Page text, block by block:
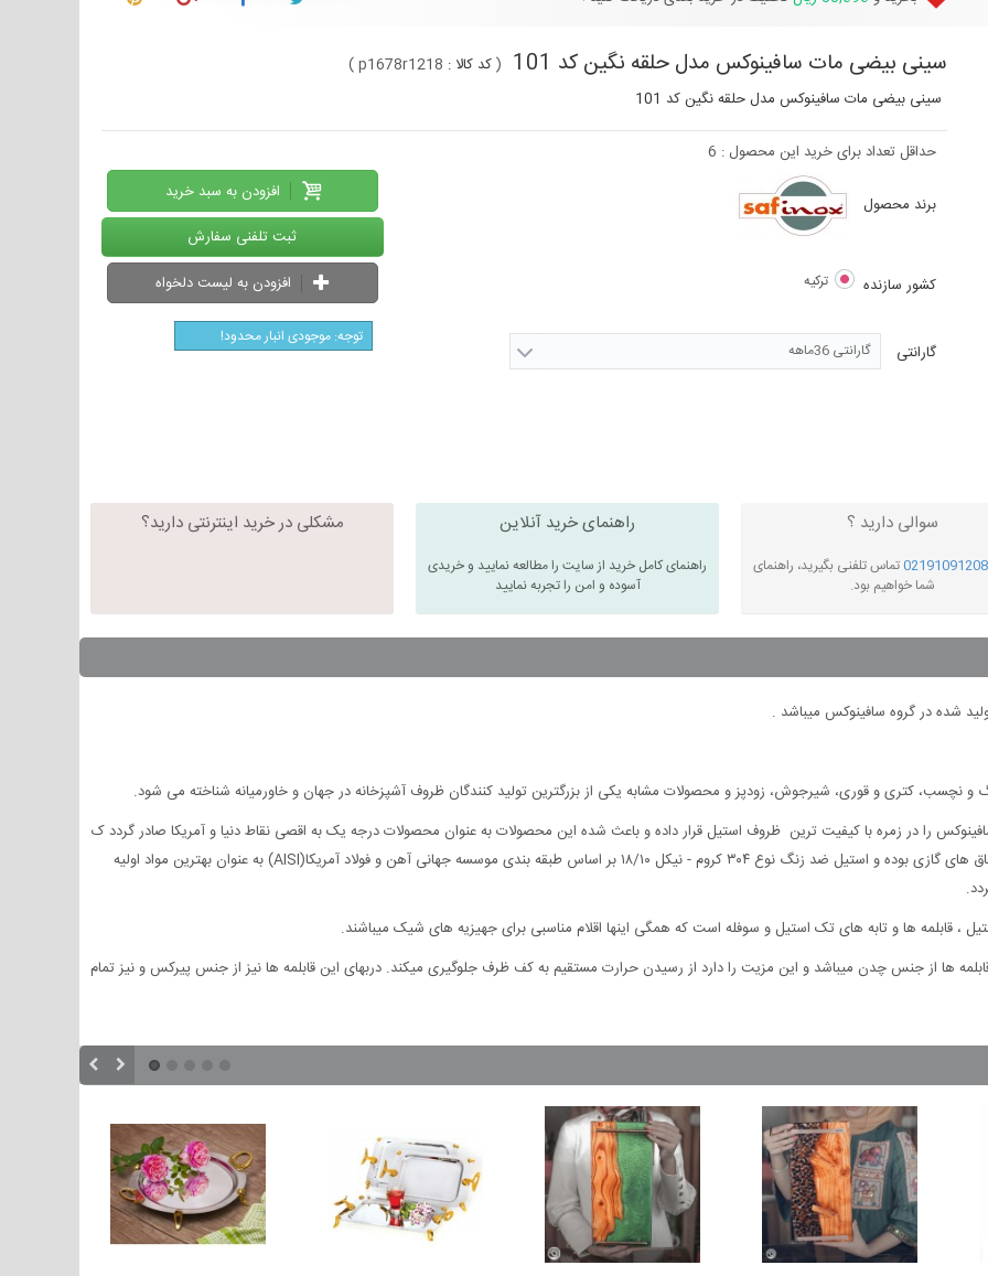
سینی بیضی مات سافینوکس مدل حلقه نگین کد 101 (کد کالا : p1678r1218
)
سینی بیضی مات سافینوکس مدل حلقه نگین کد 101
حداقل تعداد برای خرید این محصول : 6
برند محصول
کشور سازنده ترکیه
گارانتی گارانتی 36ماهه
افزودن به سبد خرید
ثبت تلفنی سفارش
افزودن به لیست دلخواه
توجه: موجودی انبار محدود!
سوالی دارید ؟
02191091208تماس تلفنی بگیرید، راهنمای
شما خواهیم بود.
راهنمای خرید آنلاین
راهنمای کامل خرید از سایت را مطالعه نمایید و خریدی
آسوده و امن را تجربه نمایید
مشکلی در خرید اینترنتی دارید؟
و نچسب، کتری و قوری، شیرجوش، زودپز و محصولات مشابه یکی از بزرگترین تولید کنندگان ظروف آشپزخانه در جهان و خاورمیانه شناخته می شود.
سافینوکس را در زمره با کیفیت ترین ظروف استیل قرار داده و باعث شده این محصولات به عنوان محصولات درجه یک به اقصی نقاط دنیا و آمریکا صادر گردد ک
لیه ظروف استیل با کف سه لایه و طراحی ویژه جهت مصرف برروی اجاق های گازی بوده و استیل ضد زنگ نوع ۳۰۴ کروم - نیکل ۱۸/۱۰ بر اساس طبقه بندی موسسه جهانی آهن و فولاد آمریکا(AISI) به عنوان بهترین مواد اولیه
، قابلمه ها و تابه های تک استیل و سوفله است که همگی اینها اقلام مناسبی برای جهیزیه های شیک میباشند.
ها از جنس چدن میباشد و این مزیت را دارد از رسیدن حرارت مستقیم به کف ظرف جلوگیری میکند. دربهای این قابلمه ها نیز از جنس پیرکس و نیز تمام